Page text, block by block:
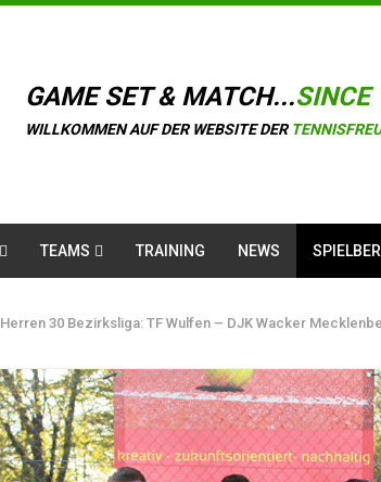
GAME SET & MATCH...SINCE
WILLKOMMEN AUF DER WEBSITE DER
TEAMS TRAINING NEWS
Herren 30 Bezirksliga: TF Wulfen – DJK Wacker